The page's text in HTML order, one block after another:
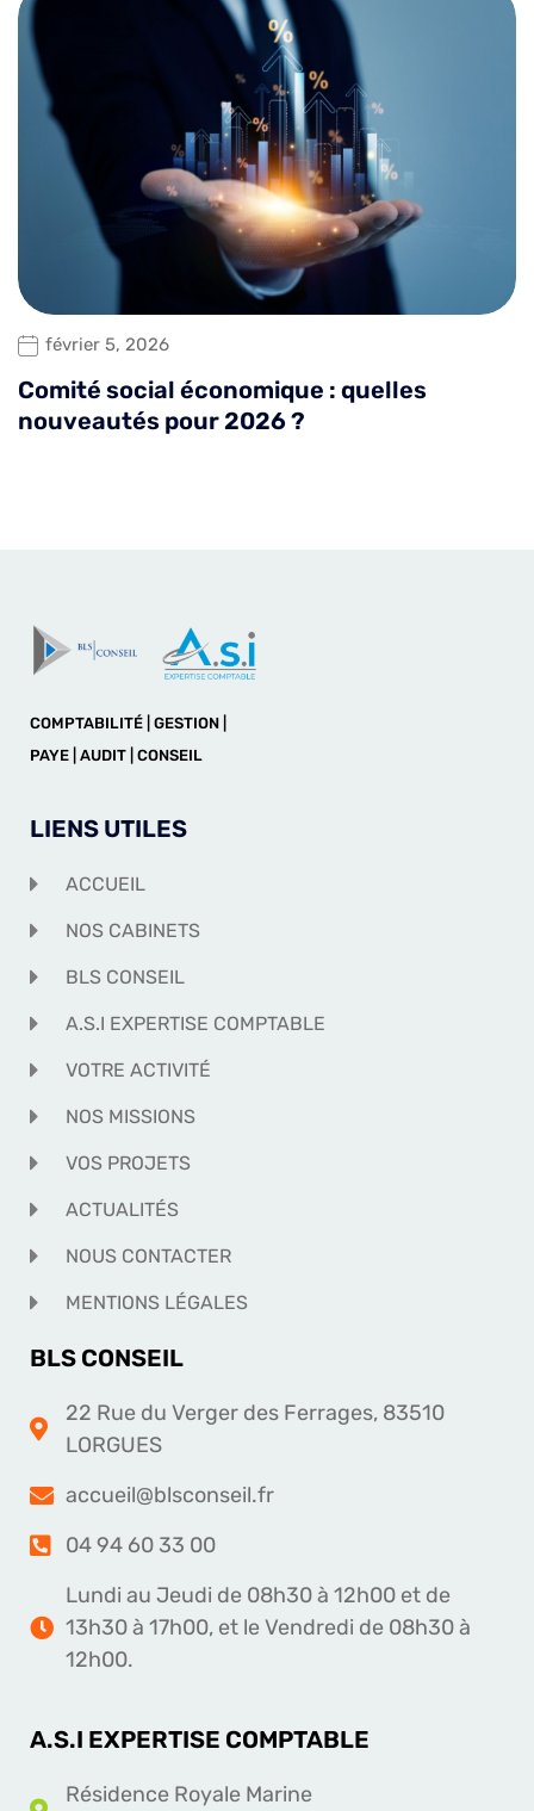
février 5, 2026
Comité social économique : quelles
nouveautés pour 2026 ?
COMPTABILITÉ | GESTION |
PAYE | AUDIT | CONSEIL
LIENS UTILES
ACCUEIL
NOS CABINETS
BLS CONSEIL
A.S.I EXPERTISE COMPTABLE
VOTRE ACTIVITÉ
NOS MISSIONS
VOS PROJETS
ACTUALITÉS
NOUS CONTACTER
MENTIONS LÉGALES
BLS CONSEIL
22 Rue du Verger des Ferrages, 83510
LORGUES
accueil@blsconseil.fr
04 94 60 33 00
Lundi au Jeudi de 08h30 à 12h00 et de
13h30 à 17h00, et le Vendredi de 08h30 à
12h00.
A.S.I EXPERTISE COMPTABLE
Résidence Royale Marine